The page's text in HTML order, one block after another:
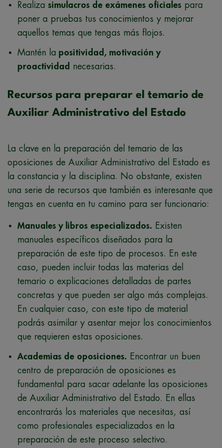
Realiza simulacros de exámenes oficiales para
poner a pruebas tus conocimientos y mejorar
aquellos temas que tengas más flojos.
Mantén la positividad, motivación y
proactividad necesarias.
Recursos para preparar el temario de
Auxiliar Administrativo del Estado
La clave en la preparación del temario de las
oposiciones de Auxiliar Administrativo del Estado es
la constancia y la disciplina. No obstante, existen
una serie de recursos que también es interesante que
tengas en cuenta en tu camino para ser funcionario:
Manuales y libros especializados. Existen
manuales específicos diseñados para la
preparación de este tipo de procesos. En este
caso, pueden incluir todas las materias del
temario o explicaciones detalladas de partes
concretas y que pueden ser algo más complejas.
En cualquier caso, con este tipo de material
podrás asimilar y asentar mejor los conocimientos
que requieren estas oposiciones.
Academias de oposiciones. Encontrar un buen
centro de preparación de oposiciones es
fundamental para sacar adelante las oposiciones
de Auxiliar Administrativo del Estado. En ellas
encontrarás los materiales que necesitas, así
como profesionales especializados en la
preparación de este proceso selectivo.